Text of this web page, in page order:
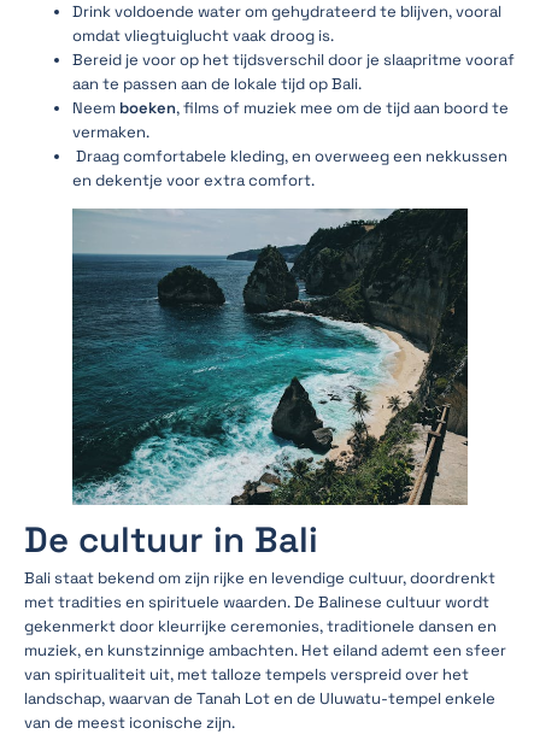
Drink voldoende water om gehydrateerd te blijven, vooral
omdat vliegtuiglucht vaak droog is.
Bereid je voor op het tijdsverschil door je slaapritme vooraf
aan te passen aan de lokale tijd op Bali.
Neem boeken, films of muziek mee om de tijd aan boord te
vermaken.
Draag comfortabele kleding, en overweeg een nekkussen
en dekentje voor extra comfort.
De cultuur in Bali
Bali staat bekend om zijn rijke en levendige cultuur, doordrenkt
met tradities en spirituele waarden. De Balinese cultuur wordt
gekenmerkt door kleurrijke ceremonies, traditionele dansen en
muziek, en kunstzinnige ambachten. Het eiland ademt een sfeer
van spiritualiteit uit, met talloze tempels verspreid over het
landschap, waarvan de Tanah Lot en de Uluwatu-tempel enkele
van de meest iconische zijn.